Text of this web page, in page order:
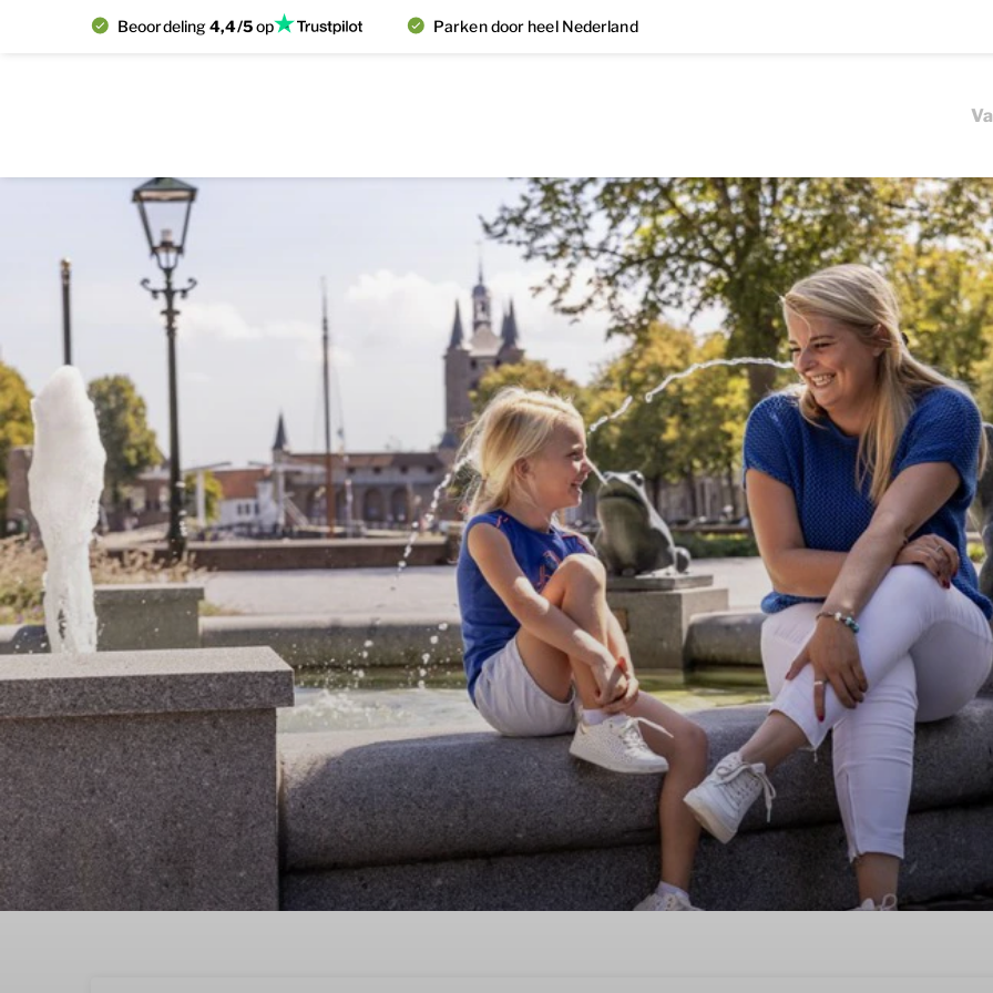
Beoordeling4,4/5op Parken door heel Nederland